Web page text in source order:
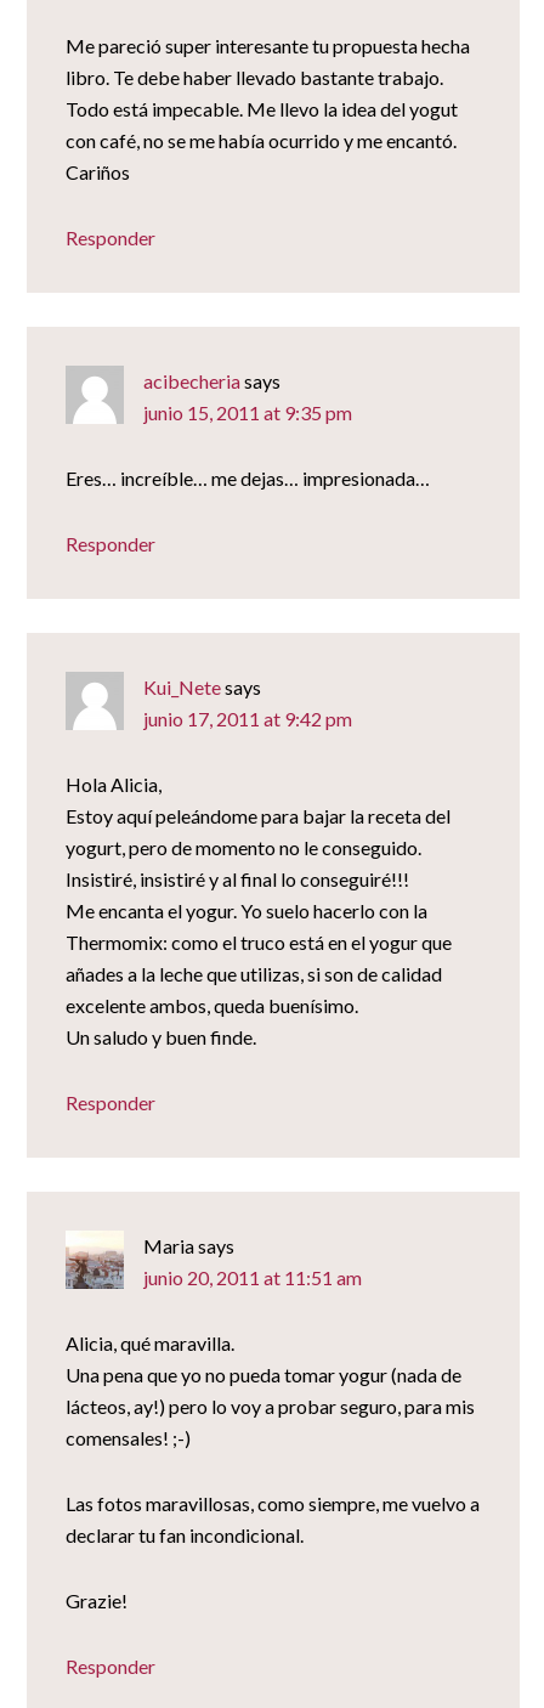
Me pareció super interesante tu propuesta hecha
libro. Te debe haber llevado bastante trabajo.
Todo está impecable. Me llevo la idea del yogut
con café, no se me había ocurrido y me encantó.
Cariños
Responder
acibecheriasays
junio 15, 2011 at 9:35 pm
Eres… increíble… me dejas… impresionada…
Responder
Kui_Netesays
junio 17, 2011 at 9:42 pm
Hola Alicia,
Estoy aquí peleándome para bajar la receta del
yogurt, pero de momento no le conseguido.
Insistiré, insistiré y al final lo conseguiré!!!
Me encanta el yogur. Yo suelo hacerlo con la
Thermomix: como el truco está en el yogur que
añades a la leche que utilizas, si son de calidad
excelente ambos, queda buenísimo.
Un saludo y buen finde.
Responder
Mariasays
junio 20, 2011 at 11:51 am
Alicia, qué maravilla.
Una pena que yo no pueda tomar yogur (nada de
lácteos, ay!) pero lo voy a probar seguro, para mis
comensales! ;-)
Las fotos maravillosas, como siempre, me vuelvo a
declarar tu fan incondicional.
Grazie!
Responder